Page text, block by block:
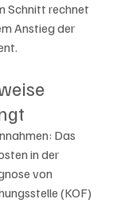
Schnitt rechnet
Anstieg der
Das
in der
von
(KOF)